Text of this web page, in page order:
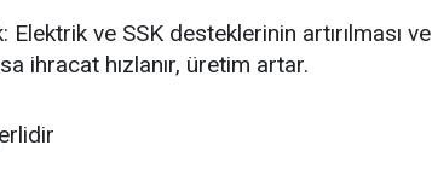
ve SSK desteklerinin artırılması ve
ihracat hızlanır, üretim artar.